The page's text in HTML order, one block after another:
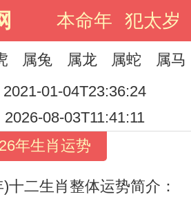
本命年 犯太岁
属兔 属龙 属蛇
属马
01-04T23:36:24
08-03T11:41:11
年生肖运势
十二生肖整体运势简介：